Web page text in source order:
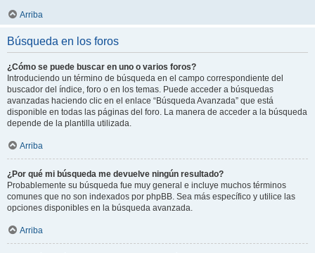
Arriba
Búsqueda en los foros
¿Cómo se puede buscar en uno o varios foros?
Introduciendo un término de búsqueda en el campo correspondiente del
buscador del índice, foro o en los temas. Puede acceder a búsquedas
avanzadas haciendo clic en el enlace “Búsqueda Avanzada” que está
disponible en todas las páginas del foro. La manera de acceder a la búsqueda
depende de la plantilla utilizada.
Arriba
¿Por qué mi búsqueda me devuelve ningún resultado?
Probablemente su búsqueda fue muy general e incluye muchos términos
comunes que no son indexados por phpBB. Sea más específico y utilice las
opciones disponibles en la búsqueda avanzada.
Arriba